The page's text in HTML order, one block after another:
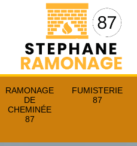
RAMONAGE
DE
CHEMINÉE
87
FUMISTERIE
87